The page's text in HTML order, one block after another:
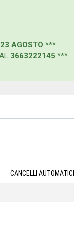
AGOSTO ***
3663222145 ***
CANCELLI AUTOMATICI